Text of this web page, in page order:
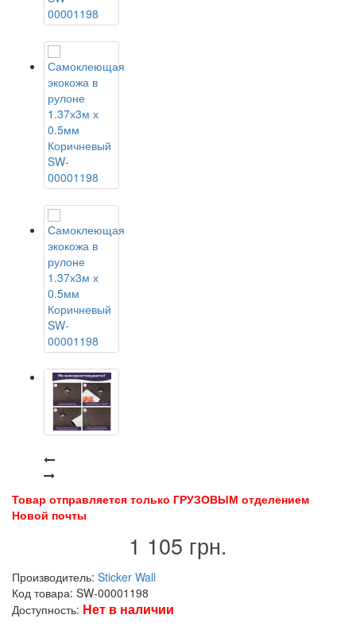
Товар отправляется только ГРУЗОВЫМ отделением
Новой почты
1 105 грн.
Производитель: Sticker Wall
Код товара: SW-00001198
Доступность: Нет в наличии